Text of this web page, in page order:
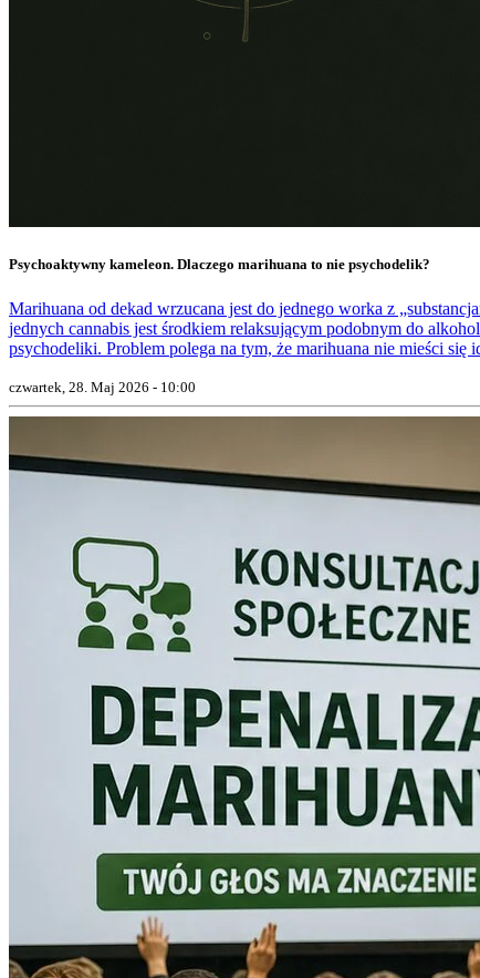
Psychoaktywny kameleon. Dlaczego marihuana to nie psychodelik?
Marihuana od dekad wrzucana jest do jednego worka z
jednych cannabis jest środkiem relaksującym podobnym do
psychodeliki. Problem polega na tym, że marihuana nie mieści się
czwartek, 28. Maj 2026 - 10:00